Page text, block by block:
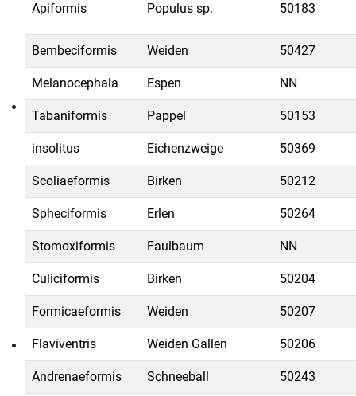
Apiformis Populus sp. 50183
Bembeciformis Weiden 50427
Melanocephala Espen NN
Tabaniformis Pappel 50153
insolitus Eichenzweige 50369
Scoliaeformis Birken 50212
Spheciformis Erlen 50264
Stomoxiformis Faulbaum NN
Culiciformis Birken 50204
Formicaeformis Weiden 50207
Flaviventris Weiden Gallen 50206
Andrenaeformis Schneeball 50243